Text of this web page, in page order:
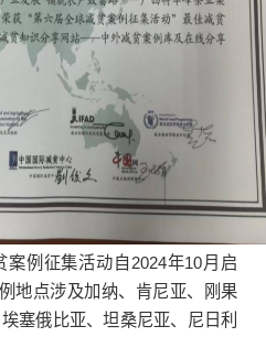
例征集活动自2024年10月启
地点涉及加纳、肯尼亚、刚果
塞俄比亚、坦桑尼亚、尼日利